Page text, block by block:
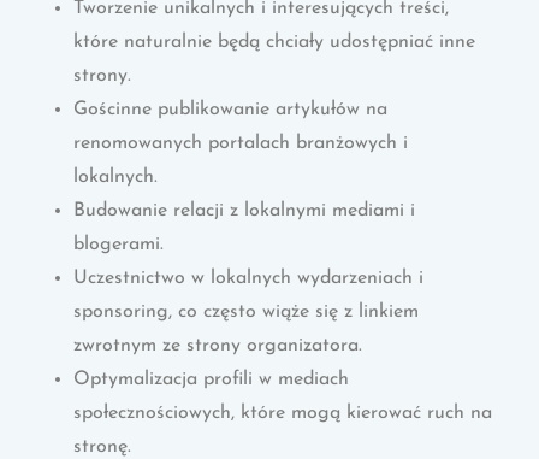
Tworzenie unikalnych i interesujących treści,
które naturalnie będą chciały udostępniać inne
strony.
Gościnne publikowanie artykułów na
renomowanych portalach branżowych i
lokalnych.
Budowanie relacji z lokalnymi mediami i
blogerami.
Uczestnictwo w lokalnych wydarzeniach i
sponsoring, co często wiąże się z linkiem
zwrotnym ze strony organizatora.
Optymalizacja profili w mediach
społecznościowych, które mogą kierować ruch na
stronę.